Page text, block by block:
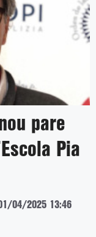
pare
Pia
04/2025 13:46